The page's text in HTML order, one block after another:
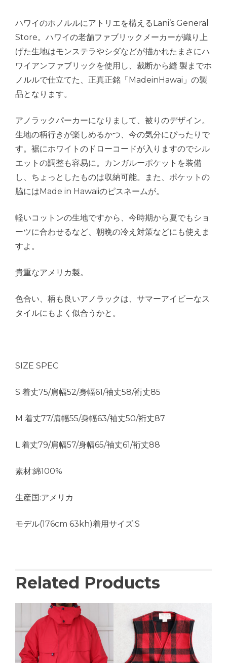
ハワイのホノルルにアトリエを構えるLani’s General
Store。ハワイの老舗ファブリックメーカーが織り上
げた生地はモンステラやシダなどが描かれたまさにハ
ワイアンファブリックを使用し、裁断から縫 製までホ
ノルルで仕立てた、正真正銘「MadeinHawai」の製
品となります。
アノラックパーカーになりまして、被りのデザイン。
生地の柄行きが楽しめるかつ、今の気分にぴったりで
す。裾にホワイトのドローコードが入りますのでシル
エットの調整も容易に。カンガルーポケットを装備
し、ちょっとしたものは収納可能。また、ポケットの
脇にはMade in Hawaiiのピスネームが。
軽いコットンの生地ですから、今時期から夏でもショ
ーツに合わせるなど、朝晩の冷え対策などにも使えま
すよ。
貴重なアメリカ製。
色合い、柄も良いアノラックは、サマーアイビーなス
タイルにもよく似合うかと。
SIZE SPEC
S 着丈75/肩幅52/身幅61/袖丈58/裄丈85
M 着丈77/肩幅55/身幅63/袖丈50/裄丈87
L 着丈79/肩幅57/身幅65/袖丈61/裄丈88
素材:綿100%
生産国:アメリカ
モデル(176cm 63kh)着用サイズ:S
Related Products